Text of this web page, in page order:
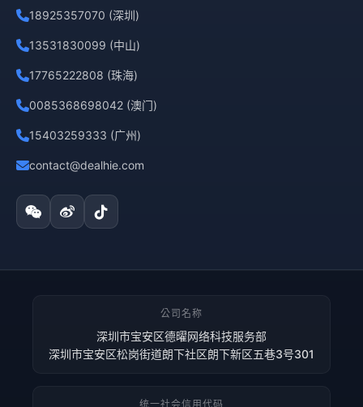
18925357070 (深圳)
13531830099 (中山)
17765222808 (珠海)
0085368698042 (澳门)
15403259333 (广州)
contact@dealhie.com
公司名称
深圳市宝安区德曜网络科技服务部
深圳市宝安区松岗街道朗下社区朗下新区五巷3号301
统一社会信用代码